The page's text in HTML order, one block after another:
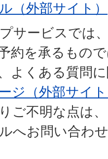
（外部サイト）
サービスでは
約を承るもの
よくある質問
ジ（外部サイ
ご不明な点は
へお問い合わ